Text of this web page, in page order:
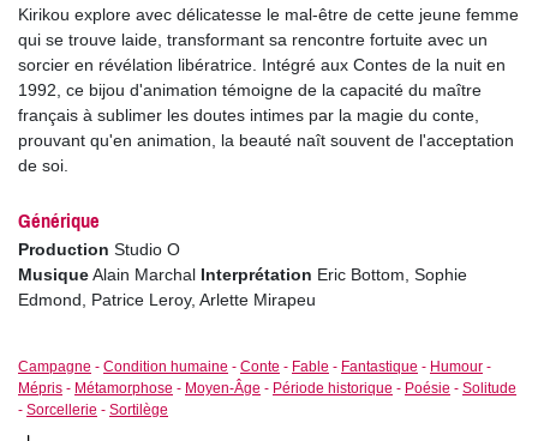
Kirikou explore avec délicatesse le mal-être de cette jeune femme
qui se trouve laide, transformant sa rencontre fortuite avec un
sorcier en révélation libératrice. Intégré aux Contes de la nuit en
1992, ce bijou d'animation témoigne de la capacité du maître
français à sublimer les doutes intimes par la magie du conte,
prouvant qu'en animation, la beauté naît souvent de l'acceptation
de soi.
Générique
Production Studio O
MusiqueAlain Marchal Interprétation Eric Bottom, Sophie
Edmond, Patrice Leroy, Arlette Mirapeu
Campagne - Condition humaine - Conte - Fable - Fantastique - Humour -
Mépris - Métamorphose - Moyen-Âge - Période historique - Poésie - Solitude
- Sorcellerie - Sortilège